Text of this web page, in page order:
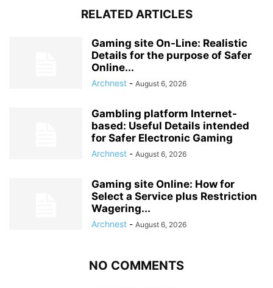
RELATED ARTICLES
Gaming site On-Line: Realistic
Details for the purpose of Safer
Online...
Archnest - August 6, 2026
Gambling platform Internet-
based: Useful Details intended
for Safer Electronic Gaming
Archnest - August 6, 2026
Gaming site Online: How for
Select a Service plus Restriction
Wagering...
Archnest - August 6, 2026
NO COMMENTS